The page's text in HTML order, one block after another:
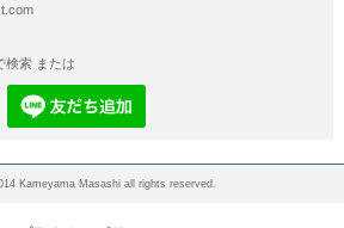
検索 または
Kameyama Masashi all rights reserved.